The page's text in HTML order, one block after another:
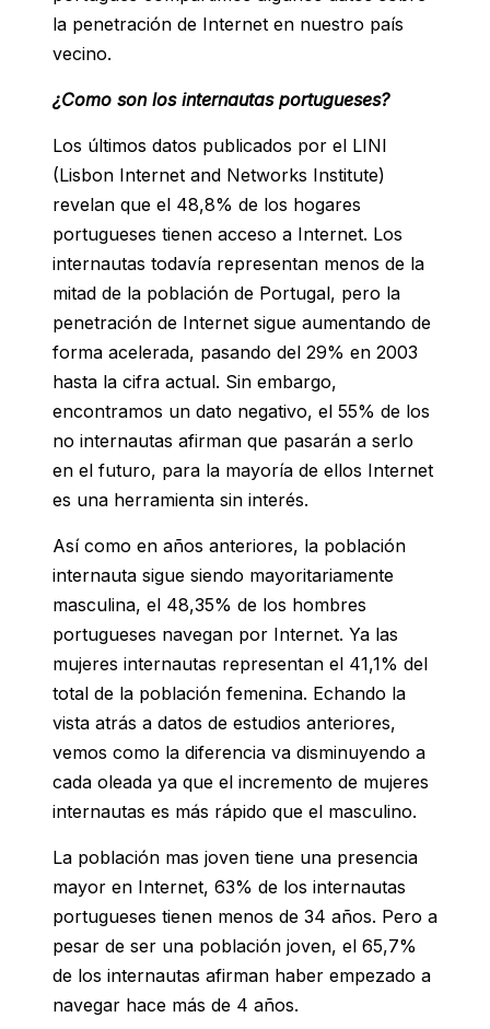
la penetración de Internet en nuestro país
vecino.
¿Como son los internautas portugueses?
Los últimos datos publicados por el LINI
(Lisbon Internet and Networks Institute)
revelan que el 48,8% de los hogares
portugueses tienen acceso a Internet. Los
internautas todavía representan menos de la
mitad de la población de Portugal, pero la
penetración de Internet sigue aumentando de
forma acelerada, pasando del 29% en 2003
hasta la cifra actual. Sin embargo,
encontramos un dato negativo, el 55% de los
no internautas afirman que pasarán a serlo
en el futuro, para la mayoría de ellos Internet
es una herramienta sin interés.
Así como en años anteriores, la población
internauta sigue siendo mayoritariamente
masculina, el 48,35% de los hombres
portugueses navegan por Internet. Ya las
mujeres internautas representan el 41,1% del
total de la población femenina. Echando la
vista atrás a datos de estudios anteriores,
vemos como la diferencia va disminuyendo a
cada oleada ya que el incremento de mujeres
internautas es más rápido que el masculino.
La población mas joven tiene una presencia
mayor en Internet, 63% de los internautas
portugueses tienen menos de 34 años. Pero a
pesar de ser una población joven, el 65,7%
de los internautas afirman haber empezado a
navegar hace más de 4 años.